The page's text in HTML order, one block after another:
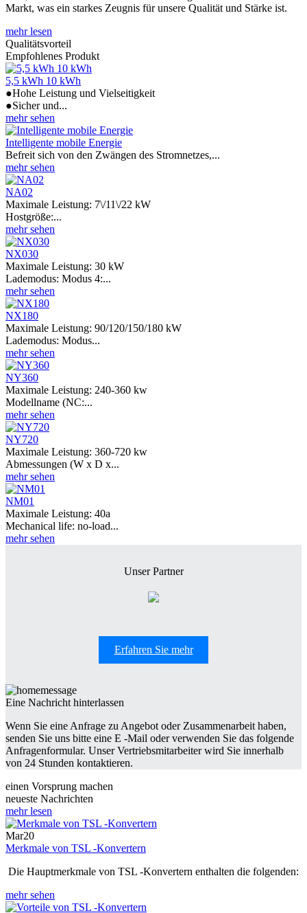
Markt, was ein starkes Zeugnis für unsere Qualität und Stärke ist.
mehr lesen
Qualitätsvorteil
Empfohlenes Produkt
5,5 kWh 10 kWh
●Hohe Leistung und Vielseitigkeit
●Sicher und...
mehr sehen
Intelligente mobile Energie
Befreit sich von den Zwängen des Stromnetzes,...
mehr sehen
NA02
Maximale Leistung: 7\/11\/22 kW
Hostgröße:...
mehr sehen
NX030
Maximale Leistung: 30 kW
Lademodus: Modus 4:...
mehr sehen
NX180
Maximale Leistung: 90/120/150/180 kW
Lademodus: Modus...
mehr sehen
NY360
Maximale Leistung: 240-360 kw
Modellname (NC:...
mehr sehen
NY720
Maximale Leistung: 360-720 kw
Abmessungen (W x D x...
mehr sehen
NM01
Maximale Leistung: 40a
Mechanical life: no-load...
mehr sehen
Unser Partner
Erfahren Sie mehr
Eine Nachricht hinterlassen
Wenn Sie eine Anfrage zu Angebot oder Zusammenarbeit haben,
senden Sie uns bitte eine E -Mail oder verwenden Sie das folgende
Anfragenformular. Unser Vertriebsmitarbeiter wird Sie innerhalb
von 24 Stunden kontaktieren.
einen Vorsprung machen
neueste Nachrichten
mehr lesen
Mar20
Merkmale von TSL -Konvertern
‌ Die Hauptmerkmale von TSL -Konvertern enthalten die folgenden:
mehr sehen